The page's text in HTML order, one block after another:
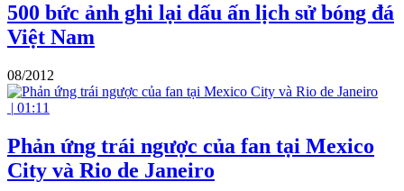
500 bức ảnh ghi lại dấu ấn lịch sử bóng đá
Việt Nam
08/2012
| 01:11
Phản ứng trái ngược của fan tại Mexico
City và Rio de Janeiro